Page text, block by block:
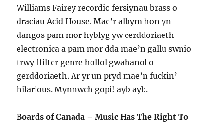
Williams Fairey recordio fersiynau brass o
draciau Acid House. Mae’r albym hon yn
dangos pam mor hyblyg yw cerddoriaeth
electronica a pam mor dda mae’n gallu swnio
trwy ffilter genre hollol gwahanol o
gerddoriaeth. Ar yr un pryd mae’n fuckin’
hilarious. Mynnwch gopi! ayb ayb.
Boards of Canada – Music Has The Right To